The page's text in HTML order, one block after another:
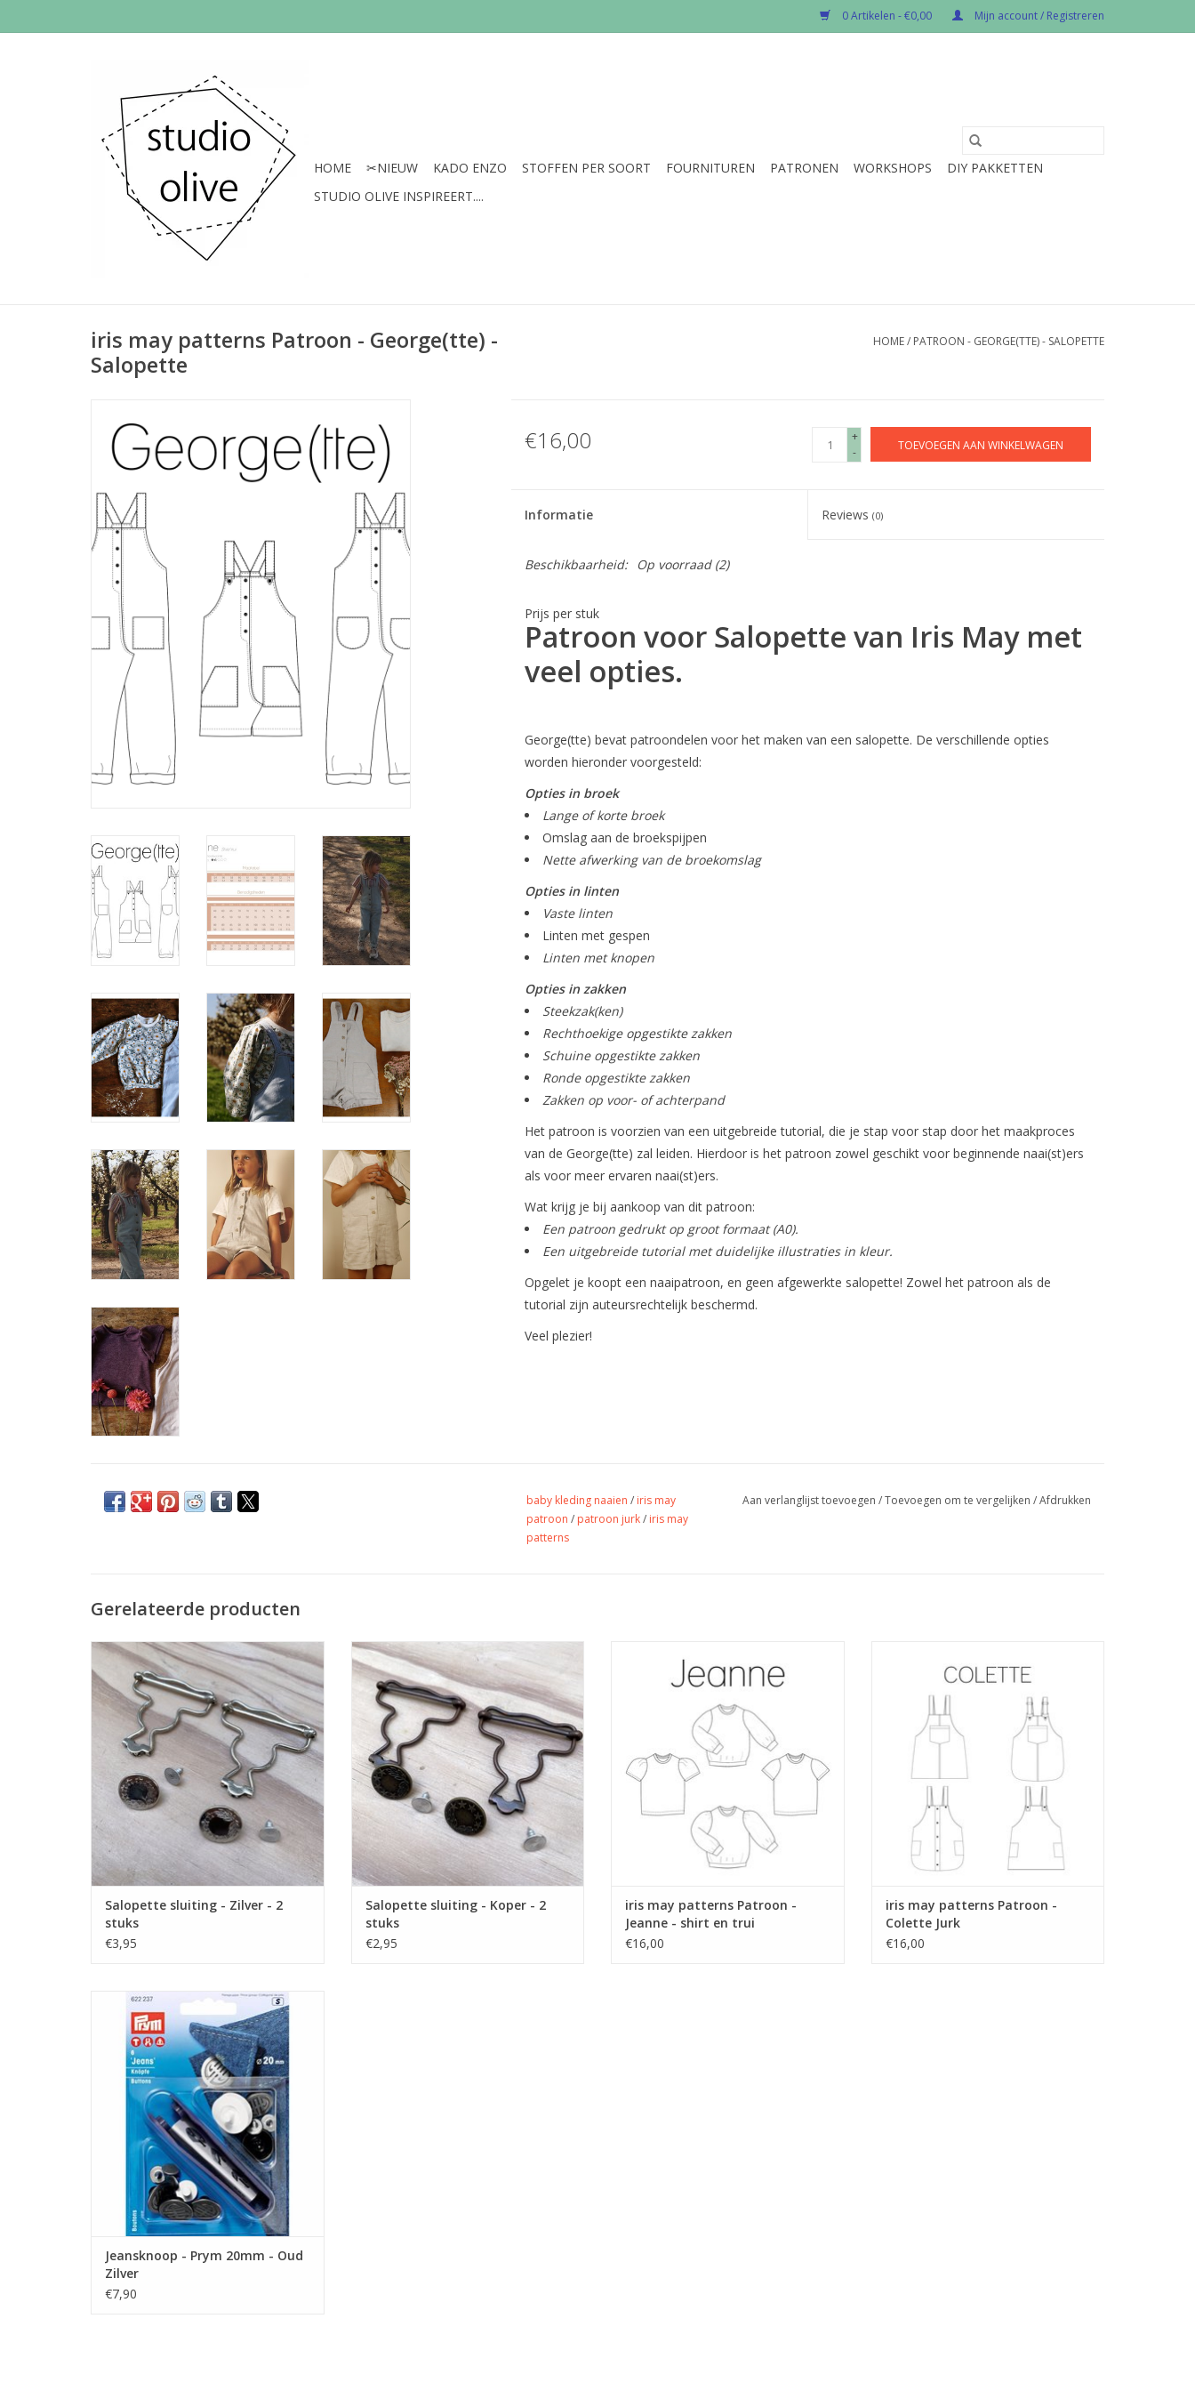
0 Artikelen - €0,00 Mijn account / Registreren
HOME ✂︎NIEUW KADO ENZO STOFFEN PER SOORT FOURNITUREN PATRONEN WORKSHOPS
DIY PAKKETTEN
STUDIO OLIVE INSPIREERT....
iris may patterns Patroon - George(tte) -
Salopette
HOME/ PATROON - GEORGE(TTE) - SALOPETTE
€16,00
+
-
TOEVOEGEN AAN WINKELWAGEN
Informatie Reviews(0)
Beschikbaarheid: Op voorraad(2)
Prijs per stuk
Patroon voor Salopette van Iris May met
veel opties.
George(tte) bevat patroondelen voor het maken van een salopette. De verschillende opties
worden hieronder voorgesteld:
Opties in broek
Lange of korte broek
Omslag aan de broekspijpen
Nette afwerking van de broekomslag
Opties in linten
Vaste linten
Linten met gespen
Linten met knopen
Opties in zakken
Steekzak(ken)
Rechthoekige opgestikte zakken
Schuine opgestikte zakken
Ronde opgestikte zakken
Zakken op voor- of achterpand
Het patroon is voorzien van een uitgebreide tutorial, die je stap voor stap door het maakproces
van de George(tte) zal leiden. Hierdoor is het patroon zowel geschikt voor beginnende naai(st)ers
als voor meer ervaren naai(st)ers.
Wat krijg je bij aankoop van dit patroon:
Een patroon gedrukt op groot formaat (A0).
Een uitgebreide tutorial met duidelijke illustraties in kleur.
Opgelet je koopt een naaipatroon, en geen afgewerkte salopette! Zowel het patroon als de
tutorial zijn auteursrechtelijk beschermd.
Veel plezier!
baby kleding naaien / iris may
patroon / patroon jurk/ iris may
patterns
Aan verlanglijst toevoegen /Toevoegen om te vergelijken /Afdrukken
Gerelateerde producten
Sluiting voor salopette - maat 4 cm.
Prijs per 2 stuk.
Salopette sluiting - Zilver - 2
stuks
€3,95
Sluiting voor salopette - maat 4 cm.
Prijs per 2 stuk.
Salopette sluiting - Koper - 2
stuks
€2,95
veel opties.
iris may patterns Patroon -
Jeanne - shirt en trui
€16,00
kinderen en dames.
iris may patterns Patroon -
Colette Jurk
€16,00
Prijs per set van 8 stuks
Inclusief koppelstuk voor plaatsing
TOEVOEGEN AAN WINKELWAGEN
Jeansknoop - Prym 20mm - Oud
Zilver
€7,90